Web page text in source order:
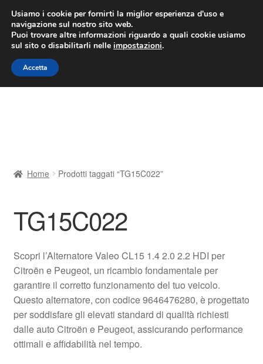
CONSEGNA da 7 EUR
Lun-Ven 9:00 - 16:00/800 580 290
Vai
alla
navigazione
Vai
al
contenuto
Contatto
Il mio account
Pagamenti
Politica sulla riservatezza
Procedura di Reclamo
Home Prodotti taggati “TG15C022”
TG15C022
Scopri l’Alternatore Valeo CL15 1.4 2.0 2.2 HDI per
Citroën e Peugeot, un ricambio fondamentale per
garantire il corretto funzionamento del tuo veicolo.
Questo alternatore, con codice 9646476280, è progettato
per soddisfare gli elevati standard di qualità richiesti
dalle auto Citroën e Peugeot, assicurando performance
ottimali e affidabilità nel tempo.
Usiamo i cookie per fornirti la miglior esperienza d'uso e
navigazione sul nostro sito web.
Puoi trovare altre informazioni riguardo a quali cookie usiamo
sul sito o disabilitarli nelle impostazioni.
Accetta